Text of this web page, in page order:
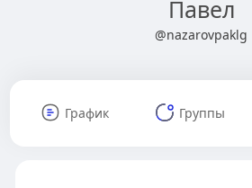
Павел
@nazarovpaklg
График Группы